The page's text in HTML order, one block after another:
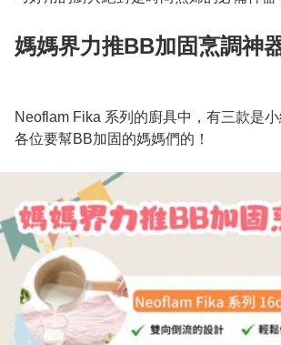
媽媽界力推BB加固烹調神
Neoflam Fika 系列的廚具中，有三款是
各位要幫BB加固的媽媽們的！